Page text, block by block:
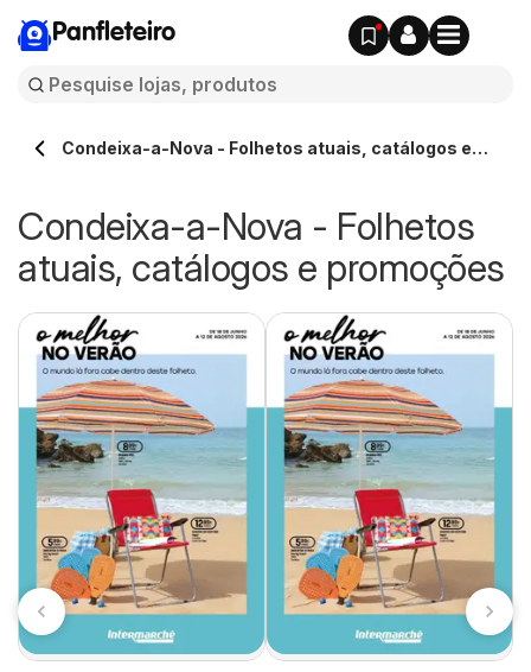
Panfleteiro
Condeixa-a-Nova - Folhetos atuais, catálogos e
Condeixa-a-Nova - Folhetos
atuais, catálogos e promoções